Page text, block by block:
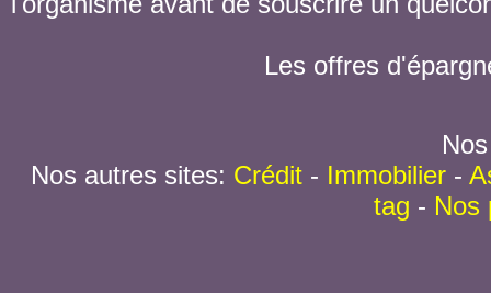
Les offres
Nos autres sites: Crédit- Immobilier-
tag - Nos